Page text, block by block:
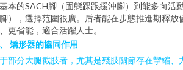
本的SACH腳（固態踝跟緩沖腳）到能多向活
），選擇范圍很廣。后者能在步態推進期釋放
更省能，適合活躍人士。
矯形器的協同作用
部分大腿截肢者，尤其是殘肢關節存在攣縮、